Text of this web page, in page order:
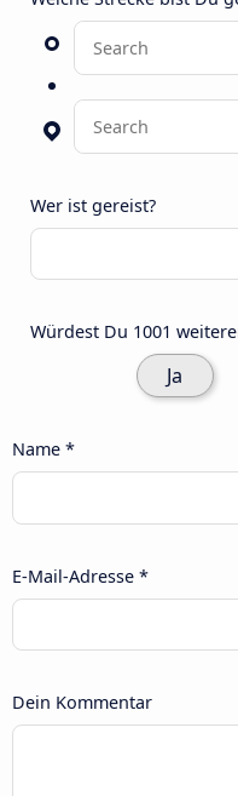
Wer ist gereist?
Würdest Du 1001
Ja
Name *
E-Mail-Adresse *
Dein Kommentar